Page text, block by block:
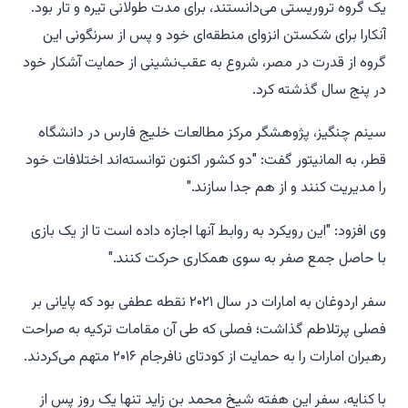
یک گروه تروریستی می‌دانستند، برای مدت طولانی تیره و تار بود.
آنکارا برای شکستن انزوای منطقه‌ای خود و پس از سرنگونی این
گروه از قدرت در مصر، شروع به عقب‌نشینی از حمایت آشکار خود
در پنج سال گذشته کرد.
سینم چنگیز، پژوهشگر مرکز مطالعات خلیج فارس در دانشگاه
قطر، به المانیتور گفت: "دو کشور اکنون توانسته‌اند اختلافات خود
را مدیریت کنند و از هم جدا سازند."
وی افزود: "این رویکرد به روابط آنها اجازه داده است تا از یک بازی
با حاصل جمع صفر به سوی همکاری حرکت کنند."
سفر اردوغان به امارات در سال ۲۰۲۱ نقطه عطفی بود که پایانی بر
فصلی پرتلاطم گذاشت؛ فصلی که طی آن مقامات ترکیه به صراحت
رهبران امارات را به حمایت از کودتای نافرجام ۲۰۱۶ متهم می‌کردند.
با کنایه، سفر این هفته شیخ محمد بن زاید تنها یک روز پس از